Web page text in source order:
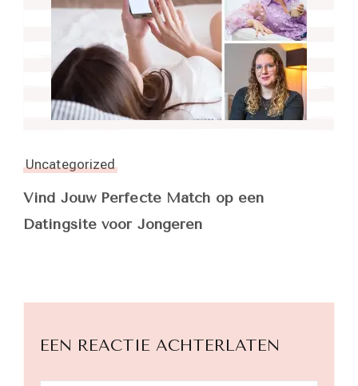
Uncategorized
Vind Jouw Perfecte Match op een
Datingsite voor Jongeren
EEN REACTIE ACHTERLATEN